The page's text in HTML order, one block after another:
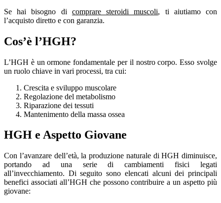
Se hai bisogno di comprare steroidi muscoli, ti aiutiamo con
l’acquisto diretto e con garanzia.
Cos’è l’HGH?
L’HGH è un ormone fondamentale per il nostro corpo. Esso svolge
un ruolo chiave in vari processi, tra cui:
Crescita e sviluppo muscolare
Regolazione del metabolismo
Riparazione dei tessuti
Mantenimento della massa ossea
HGH e Aspetto Giovane
Con l’avanzare dell’età, la produzione naturale di HGH diminuisce,
portando ad una serie di cambiamenti fisici legati
all’invecchiamento. Di seguito sono elencati alcuni dei principali
benefici associati all’HGH che possono contribuire a un aspetto più
giovane: